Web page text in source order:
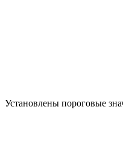
Установлены пороговые